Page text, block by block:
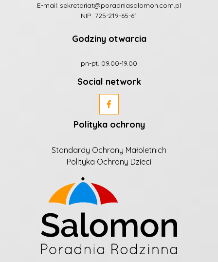
E-mail:sekretariat@poradniasalomon.com.pl
NIP: 725-219-65-61
Godziny otwarcia
pn-pt. 09.00-19.00
Social network
Polityka ochrony
Standardy Ochrony Małoletnich
Polityka Ochrony Dzieci